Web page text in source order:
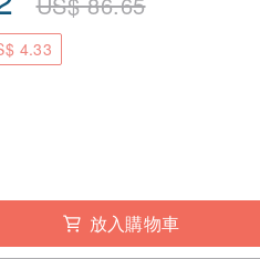
4.33
放入購物車